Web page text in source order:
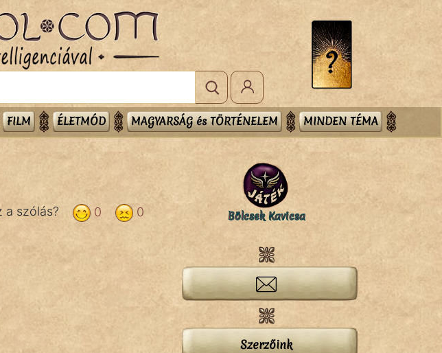
FILM ÉLETMÓD MAGYARSÁG és TÖRTÉNELEM MINDEN TÉMA
0
0
a szólás? Bölcsek Kavicsa
Szerzőink